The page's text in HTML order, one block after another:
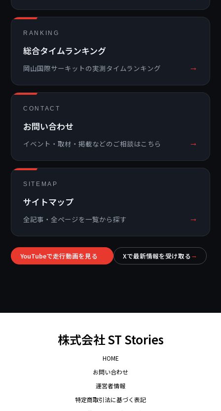
RANKING
総合タイムランキング
岡山国際サーキットの実測タイムランキング →
CONTACT
お問い合わせ
イベント・取材・掲載などのご相談はこちら →
SITEMAP
サイトマップ
全記事・全ページを一覧から探す →
YouTubeで走行動画を見る Xで最新情報を受け取る →
株式会社 ST Stories
HOME
お問い合わせ
運営者情報
特定商取引法に基づく表記